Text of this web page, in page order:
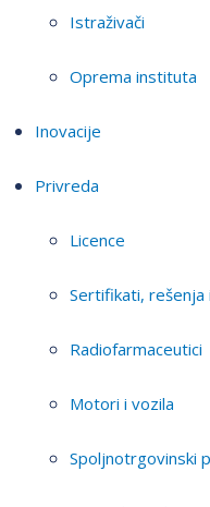
Istraživači
Oprema instituta
Inovacije
Privreda
Licence
Sertifikati, rešenja
Radiofarmaceutici
Motori i vozila
Spoljnotrgovinski